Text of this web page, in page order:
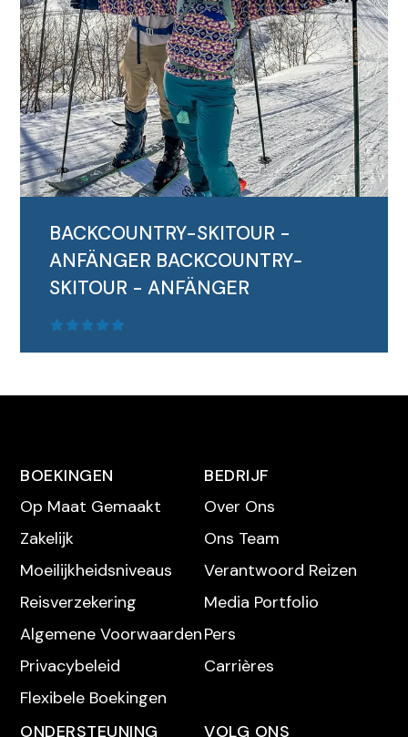
BACKCOUNTRY-SKITOUR -
ANFÄNGER BACKCOUNTRY-
SKITOUR - ANFÄNGER
BOEKINGEN
Op Maat Gemaakt
Zakelijk
Moeilijkheidsniveaus
Reisverzekering
Algemene Voorwaarden
Privacybeleid
Flexibele Boekingen
BEDRIJF
Over Ons
Ons Team
Verantwoord Reizen
Media Portfolio
Pers
Carrières
ONDERSTEUNING
VOLG ONS